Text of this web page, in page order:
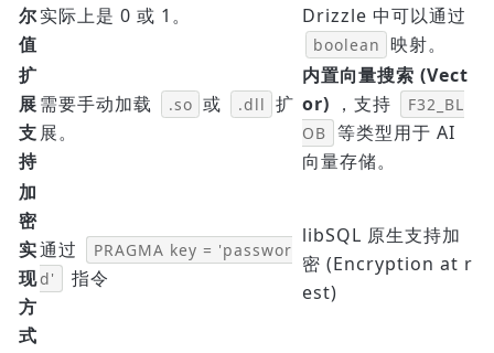
尔
值
实际上是 0 或 1。
Drizzle 中可以通过
boolean 映射。
扩
展
支
持
需要手动加载 .so 或 .dll 扩
展。
内置向量搜索 (Vect
or) ，支持
F32_BL
OB 等类型用于 AI
向量存储。
加
密
实
现
方
式
通过
PRAGMA key = 'passwor
d'
指令
libSQL 原生支持加
密 (Encryption at r
est)